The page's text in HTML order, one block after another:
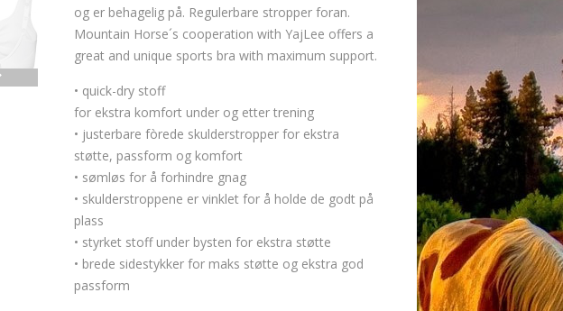
og er behagelig på. Regulerbare stropper foran.
Mountain Horse´s cooperation with YajLee offers a
great and unique sports bra with maximum support.
• quick-dry stoff
for ekstra komfort under og etter trening
• justerbare fòrede skulderstropper for ekstra
støtte, passform og komfort
• sømløs for å forhindre gnag
• skulderstroppene er vinklet for å holde de godt på
plass
• styrket stoff under bysten for ekstra støtte
• brede sidestykker for maks støtte og ekstra god
passform